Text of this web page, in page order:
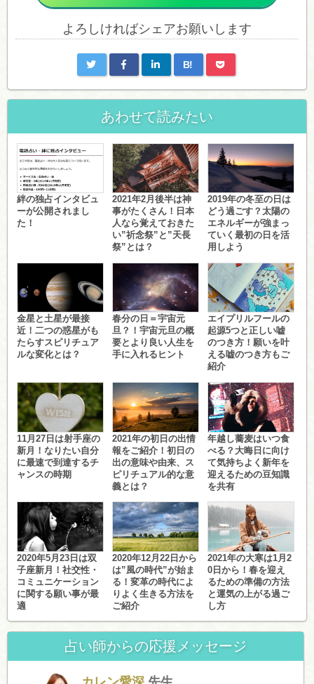
よろしければシェアお願いします
B!
あわせて読みたい
絆の独占インタビュ
ーが公開されまし
た！
2021年2月後半は神
事がたくさん！日本
人なら覚えておきた
い”祈念祭”と”天長
祭”とは？
2019年の冬至の日は
どう過ごす？太陽の
エネルギーが強まっ
ていく最初の日を活
用しよう
金星と土星が最接
近！二つの惑星がも
たらすスピリチュア
ルな変化とは？
春分の日＝宇宙元
旦？！宇宙元旦の概
要とより良い人生を
手に入れるヒント
エイプリルフールの
起源5つと正しい嘘
のつき方！願いを叶
える嘘のつき方もご
紹介
11月27日は射手座の
新月！なりたい自分
に最速で到達するチ
ャンスの時期
2021年の初日の出情
報をご紹介！初日の
出の意味や由来、ス
ピリチュアル的な意
義とは？
年越し蕎麦はいつ食
べる？大晦日に向け
て気持ちよく新年を
迎えるための豆知識
を共有
2020年5月23日は双
子座新月！社交性・
コミュニケーション
に関する願い事が最
適
2020年12月22日から
は”風の時代”が始ま
る！変革の時代によ
りよく生きる方法を
ご紹介
2021年の大寒は1月2
0日から！春を迎え
るための準備の方法
と運気の上がる過ご
し方
占い師からの応援メッセージ